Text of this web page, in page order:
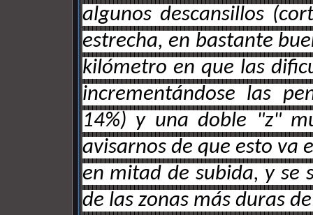
algunos descansillos
estrecha, en bastante
kilómetro en que las
incrementándose las
14%) y una doble "z"
avisarnos de que esto va
en mitad de subida, y se
de las zonas más duras